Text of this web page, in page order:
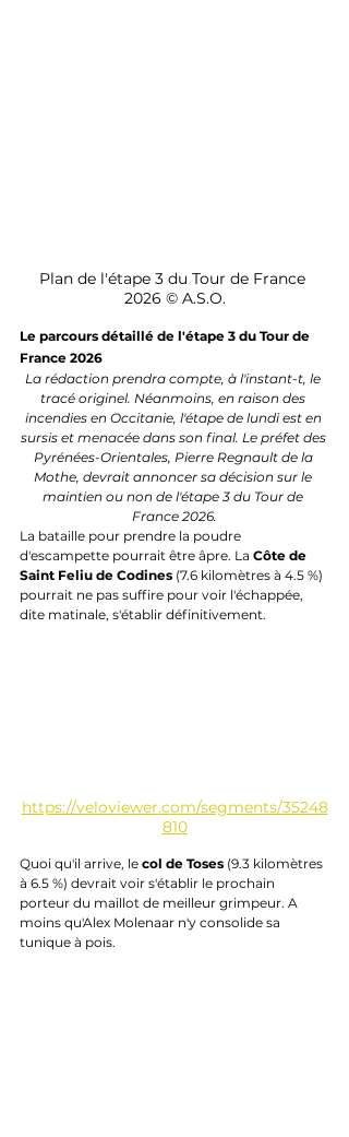
Plan de l'étape 3 du Tour de France
2026 © A.S.O.
Le parcours détaillé de l'étape 3 du Tour de
France 2026
La rédaction prendra compte, à l'instant-t, le
tracé originel. Néanmoins, en raison des
incendies en Occitanie, l'étape de lundi est en
sursis et menacée dans son final. Le préfet des
Pyrénées-Orientales, Pierre Regnault de la
Mothe, devrait annoncer sa décision sur le
maintien ou non de l'étape 3 du Tour de
France 2026.
La bataille pour prendre la poudre
d'escampette pourrait être âpre. La Côte de
Saint Feliu de Codines (7.6 kilomètres à 4.5 %)
pourrait ne pas suffire pour voir l'échappée,
dite matinale, s'établir définitivement.
https://veloviewer.com/segments/35248
810
Quoi qu'il arrive, le col de Toses (9.3 kilomètres
à 6.5 %) devrait voir s'établir le prochain
porteur du maillot de meilleur grimpeur. A
moins qu'Alex Molenaar n'y consolide sa
tunique à pois.